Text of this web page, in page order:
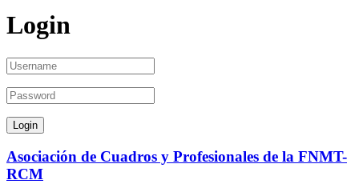
Login
Asociación de Cuadros y Profesionales de la FNMT-
RCM